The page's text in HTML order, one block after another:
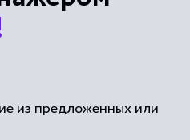
из предложенных или